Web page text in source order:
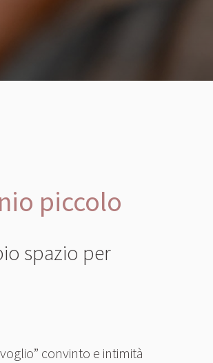
piccolo
spazio per
convinto e intimità